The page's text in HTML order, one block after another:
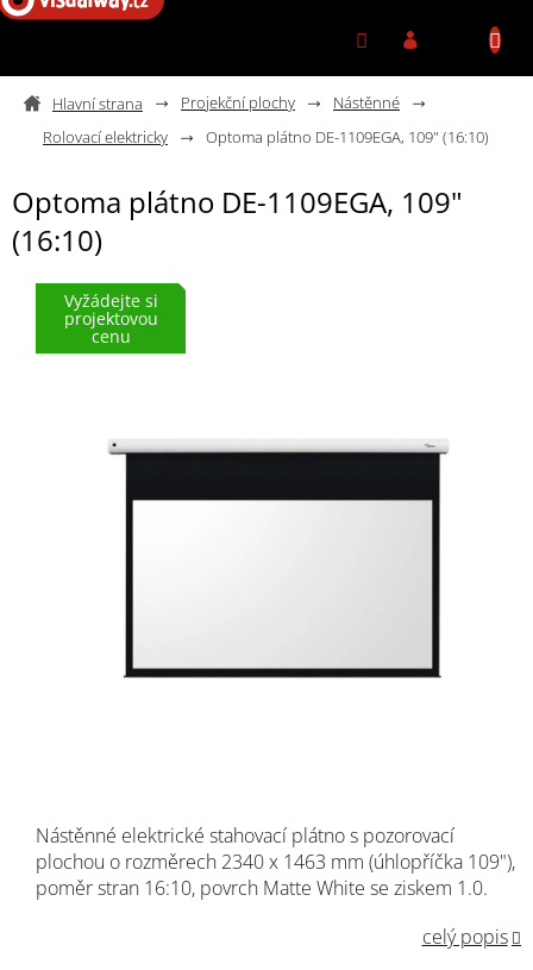
Přejít na obsah
Projekční plochy
Nástěnné
Rolovací elektricky
Optoma plátno DE-1109EGA, 109" (16:10)
Optoma plátno DE-1109EGA, 109"
(16:10)
Vyžádejte si
projektovou
cenu
Nástěnné elektrické stahovací plátno s pozorovací
plochou o rozměrech 2340 x 1463 mm (úhlopříčka 109"),
poměr stran 16:10, povrch Matte White se ziskem 1.0.
celý popis